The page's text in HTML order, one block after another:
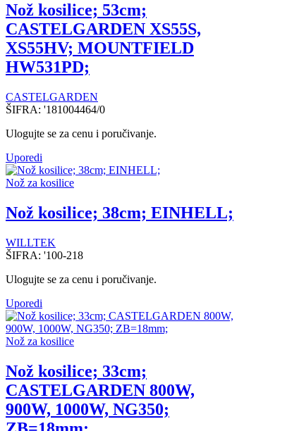
Nož kosilice; 53cm;
CASTELGARDEN XS55S,
XS55HV; MOUNTFIELD
HW531PD;
CASTELGARDEN
ŠIFRA: '181004464/0
Ulogujte se za cenu i poručivanje.
Uporedi
Nož za kosilice
Nož kosilice; 38cm; EINHELL;
WILLTEK
ŠIFRA: '100-218
Ulogujte se za cenu i poručivanje.
Uporedi
Nož za kosilice
Nož kosilice; 33cm;
CASTELGARDEN 800W,
900W, 1000W, NG350;